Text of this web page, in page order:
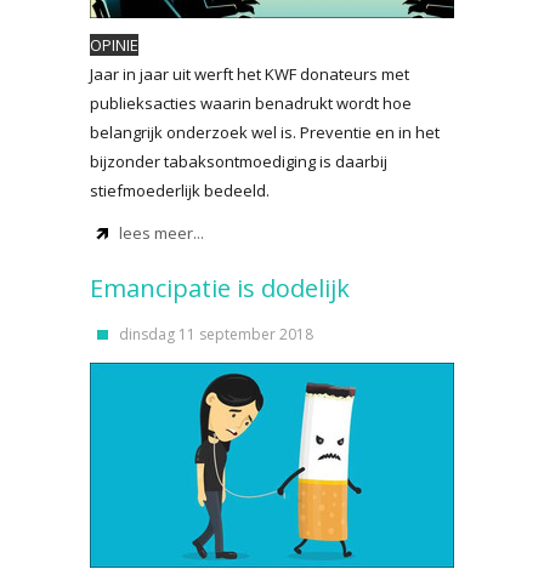
OPINIE
Jaar in jaar uit werft het KWF donateurs met
publieksacties waarin benadrukt wordt hoe
belangrijk onderzoek wel is. Preventie en in het
bijzonder tabaksontmoediging is daarbij
stiefmoederlijk bedeeld.
lees meer...
Emancipatie is dodelijk
dinsdag 11 september 2018